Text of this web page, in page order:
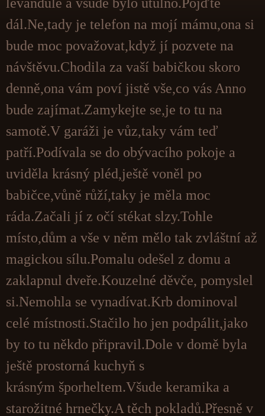
dál.Ne,tady je telefon na mojí mámu,ona si
bude moc považovat,když jí pozvete na
návštěvu.Chodila za vaší babičkou skoro
denně,ona vám poví jistě vše,co vás Anno
bude zajímat.Zamykejte se,je to tu na
samotě.V garáži je vůz,taky vám teď
patří.Podívala se do obývacího pokoje a
uviděla krásný pléd,ještě voněl po
babičce,vůně růží,taky je měla moc
ráda.Začali jí z očí stékat slzy.Tohle
místo,dům a vše v něm mělo tak zvláštní až
magickou sílu.Pomalu odešel z domu a
zaklapnul dveře.Kouzelné děvče, pomyslel
si.Nemohla se vynadívat.Krb dominoval
celé místnosti.Stačilo ho jen podpálit,jako
by to tu někdo připravil.Dole v domě byla
ještě prostorná kuchyň s
krásným šporheltem.Všude keramika a
starožitné hrnečky.A těch pokladů.Přesně v